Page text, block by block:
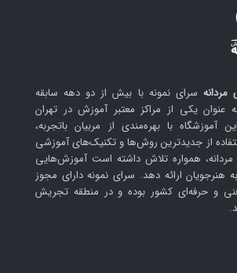
مردانه سرای نمونه با بیش از دو دهه سابقه
عنوان یکی از مراکز معتبر آموزش در تهران
آموزشگاه با بهره‌مندی از مربیان باتجربه،
از جدیدترین روش‌ها و تکنیک‌های آموزشی
همواره تلاش داشته است آموزش‌هایی
هنرجویان ارائه دهد. سرای نمونه دارای مجوز
و حرفه‌ای کشور بوده و در منطقه تجریش